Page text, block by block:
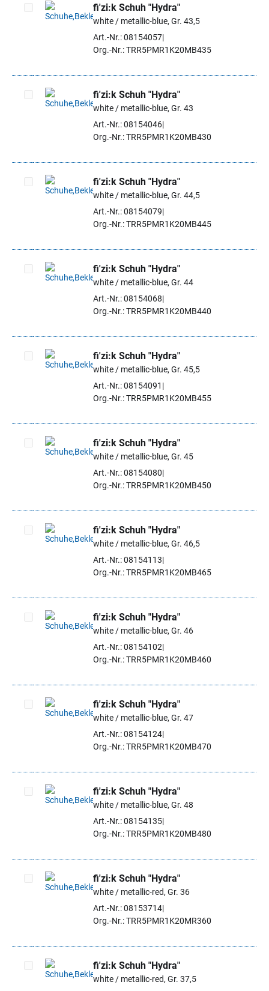
Artikel auswählen
fi'zi:k Schuh "Hydra"
white / metallic-blue, Gr. 43,5
Art.-Nr.: 08154057
Org.-Nr.: TRR5PMR1K20MB435
Artikel auswählen
fi'zi:k Schuh "Hydra"
white / metallic-blue, Gr. 43
Art.-Nr.: 08154046
Org.-Nr.: TRR5PMR1K20MB430
Artikel auswählen
fi'zi:k Schuh "Hydra"
white / metallic-blue, Gr. 44,5
Art.-Nr.: 08154079
Org.-Nr.: TRR5PMR1K20MB445
Artikel auswählen
fi'zi:k Schuh "Hydra"
white / metallic-blue, Gr. 44
Art.-Nr.: 08154068
Org.-Nr.: TRR5PMR1K20MB440
Artikel auswählen
fi'zi:k Schuh "Hydra"
white / metallic-blue, Gr. 45,5
Art.-Nr.: 08154091
Org.-Nr.: TRR5PMR1K20MB455
Artikel auswählen
fi'zi:k Schuh "Hydra"
white / metallic-blue, Gr. 45
Art.-Nr.: 08154080
Org.-Nr.: TRR5PMR1K20MB450
Artikel auswählen
fi'zi:k Schuh "Hydra"
white / metallic-blue, Gr. 46,5
Art.-Nr.: 08154113
Org.-Nr.: TRR5PMR1K20MB465
Artikel auswählen
fi'zi:k Schuh "Hydra"
white / metallic-blue, Gr. 46
Art.-Nr.: 08154102
Org.-Nr.: TRR5PMR1K20MB460
Artikel auswählen
fi'zi:k Schuh "Hydra"
white / metallic-blue, Gr. 47
Art.-Nr.: 08154124
Org.-Nr.: TRR5PMR1K20MB470
Artikel auswählen
fi'zi:k Schuh "Hydra"
white / metallic-blue, Gr. 48
Art.-Nr.: 08154135
Org.-Nr.: TRR5PMR1K20MB480
Artikel auswählen
fi'zi:k Schuh "Hydra"
white / metallic-red, Gr. 36
Art.-Nr.: 08153714
Org.-Nr.: TRR5PMR1K20MR360
fi'zi:k Schuh "Hydra"
white / metallic-red, Gr. 37,5